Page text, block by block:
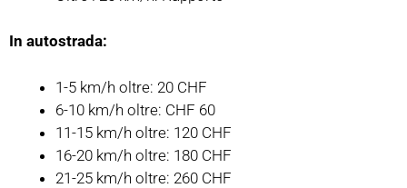
In autostrada:
1-5 km/h oltre: 20 CHF
6-10 km/h oltre: CHF 60
11-15 km/h oltre: 120 CHF
16-20 km/h oltre: 180 CHF
21-25 km/h oltre: 260 CHF